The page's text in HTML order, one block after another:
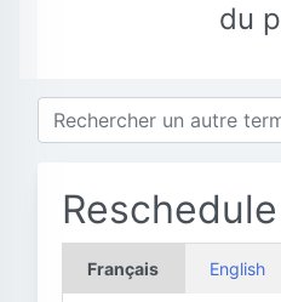
du
Reschedule
Français English